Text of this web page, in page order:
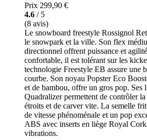
Prix 299,90 €
4.6 / 5
(8 avis)
Le snowboard freestyle Rossignol
le snowpark et la ville. Son flex
directionnel offrent puissance et
confortable, il est tolérant sur les
technologie Freestyle EB assure une
courbe. Son noyau Popster Eco
et de bambou, offre un gros pop. Ses
Quadralizer permettent de contrôler la
étroits et de carver vite. La semelle
de vitesse phénoménale et un pop
ABS avec inserts en liège Royal
vibrations.